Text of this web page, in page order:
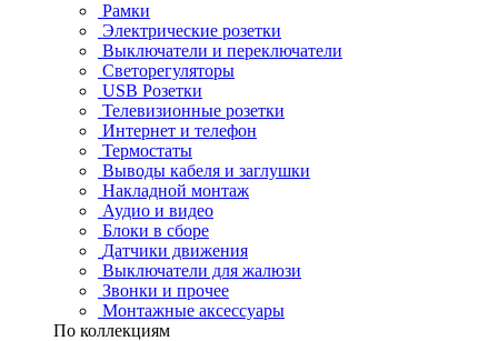
Рамки
Электрические розетки
Выключатели и переключатели
Светорегуляторы
USB Розетки
Телевизионные розетки
Интернет и телефон
Термостаты
Выводы кабеля и заглушки
Накладной монтаж
Аудио и видео
Блоки в сборе
Датчики движения
Выключатели для жалюзи
Звонки и прочее
Монтажные аксессуары
По коллекциям